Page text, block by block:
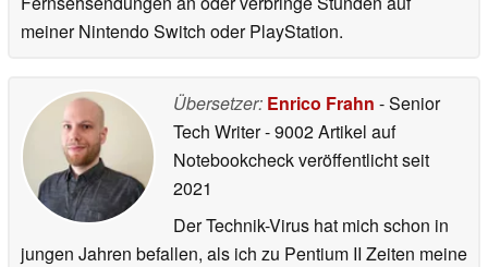
meiner Nintendo Switch oder PlayStation.
Übersetzer: Enrico Frahn - Senior
Tech Writer- 9002 Artikel auf
Notebookcheck veröffentlichtseit
2021
Der Technik-Virus hat mich schon in
jungen Jahren befallen, als ich zu Pentium II Zeiten meine